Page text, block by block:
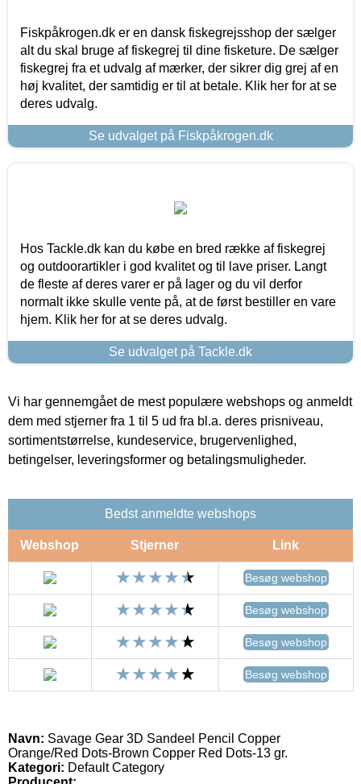
Fiskpåkrogen.dk er en dansk fiskegrejsshop der sælger
alt du skal bruge af fiskegrej til dine fisketure. De sælger
fiskegrej fra et udvalg af mærker, der sikrer dig grej af en
høj kvalitet, der samtidig er til at betale. Klik her for at se
deres udvalg.
Se udvalget på Fiskpåkrogen.dk
Hos Tackle.dk kan du købe en bred række af fiskegrej
og outdoorartikler i god kvalitet og til lave priser. Langt
de fleste af deres varer er på lager og du vil derfor
normalt ikke skulle vente på, at de først bestiller en vare
hjem. Klik her for at se deres udvalg.
Se udvalget på Tackle.dk
Vi har gennemgået de mest populære webshops og anmeldt
dem med stjerner fra 1 til 5 ud fra bl.a. deres prisniveau,
sortimentstørrelse, kundeservice, brugervenlighed,
betingelser, leveringsformer og betalingsmuligheder.
Bedst anmeldte webshops
Webshop Stjerner Link
Besøg webshop
Besøg webshop
Besøg webshop
Besøg webshop
Navn: Savage Gear 3D Sandeel Pencil Copper
Orange/Red Dots-Brown Copper Red Dots-13 gr.
Kategori: Default Category